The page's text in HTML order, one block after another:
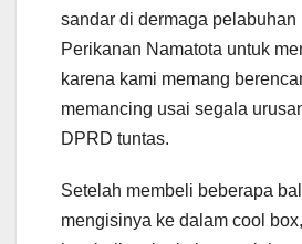
sandar di dermaga pelabuhan
Perikanan Namatota untuk
karena kami memang
memancing usai segala
DPRD tuntas.
Setelah membeli beberapa
mengisinya ke dalam cool